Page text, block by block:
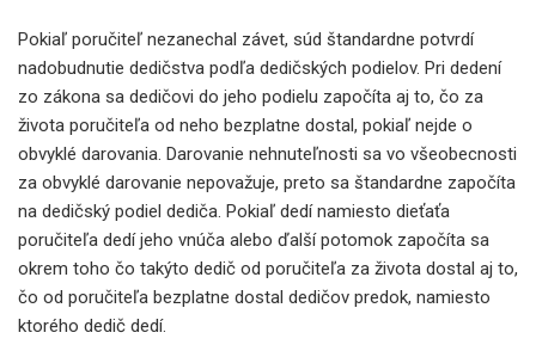
Pokiaľ poručiteľ nezanechal závet, súd štandardne potvrdí
nadobudnutie dedičstva podľa dedičských podielov. Pri dedení
zo zákona sa dedičovi do jeho podielu započíta aj to, čo za
života poručiteľa od neho bezplatne dostal, pokiaľ nejde o
obvyklé darovania. Darovanie nehnuteľnosti sa vo všeobecnosti
za obvyklé darovanie nepovažuje, preto sa štandardne započíta
na dedičský podiel dediča. Pokiaľ dedí namiesto dieťaťa
poručiteľa dedí jeho vnúča alebo ďalší potomok započíta sa
okrem toho čo takýto dedič od poručiteľa za života dostal aj to,
čo od poručiteľa bezplatne dostal dedičov predok, namiesto
ktorého dedič dedí.